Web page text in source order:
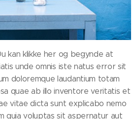
kan klikke her og begynde at
unde omnis iste natus error sit
doloremque laudantium totam
quae ab illo inventore veritatis et
vitae dicta sunt explicabo nemo
quia voluptas sit aspernatur aut